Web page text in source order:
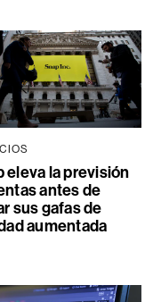
eleva la previsión
antes de
sus gafas de
aumentada